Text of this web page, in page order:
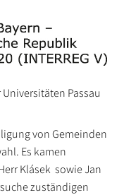
Universitäten Passau
von Gemeinden
Es kamen
Klásek sowie Jan
zuständigen